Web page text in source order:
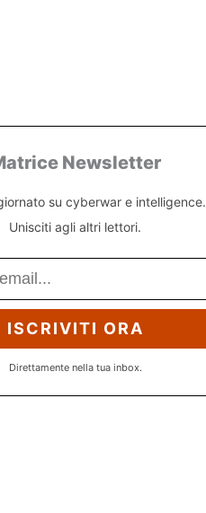
Newsletter
su cyberwar e intelligence.
Unisciti agli altri lettori.
ISCRIVITI ORA
Direttamente nella tua inbox.